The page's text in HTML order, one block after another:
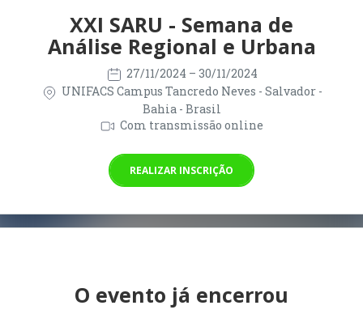
XXI SARU - Semana de
Análise Regional e Urbana
27/11/2024 – 30/11/2024
UNIFACS Campus Tancredo Neves - Salvador -
Bahia - Brasil
Com transmissão online
REALIZAR INSCRIÇÃO
O evento já encerrou